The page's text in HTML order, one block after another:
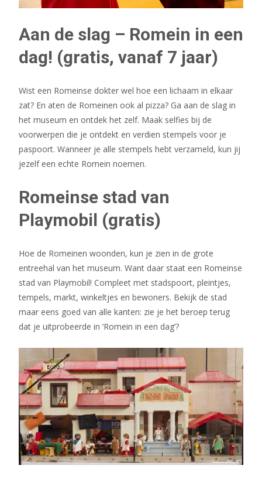
Aan de slag – Romein in een
dag! (gratis, vanaf 7 jaar)
Wist een Romeinse dokter wel hoe een lichaam in elkaar
zat? En aten de Romeinen ook al pizza? Ga aan de slag in
het museum en ontdek het zelf. Maak selfies bij de
voorwerpen die je ontdekt en verdien stempels voor je
paspoort. Wanneer je alle stempels hebt verzameld, kun jij
jezelf een echte Romein noemen.
Romeinse stad van
Playmobil (gratis)
Hoe de Romeinen woonden, kun je zien in de grote
entreehal van het museum. Want daar staat een Romeinse
stad van Playmobil! Compleet met stadspoort, pleintjes,
tempels, markt, winkeltjes en bewoners. Bekijk de stad
maar eens goed van alle kanten: zie je het beroep terug
dat je uitprobeerde in ‘Romein in een dag’?